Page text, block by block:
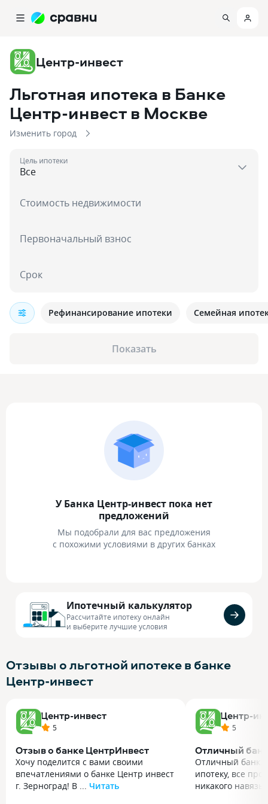
Центр-инвест
Льготная ипотека в Банке
Центр-инвест в Москве
Изменить город
Цель ипотеки
Стоимость недвижимости
Первоначальный взнос
Срок
Показать
Рефинансирование ипотеки Семейная
У Банка Центр-инвест пока нет
предложений
Мы подобрали для вас предложения
с похожими условиями в других банках
Ипотечный калькулятор
Рассчитайте ипотеку онлайн
и выберите лучшие условия
Отзывы о льготной ипотеке в банке
Центр-инвест
Центр-инвест
5
Отзыв о банке ЦентрИнвест
Хочу поделится с вами своими
впечатлениями о банке Центр инвест
г. Зерноград! В ... Читать
Центр-
5
Отличный банк
Отличный банк.
ипотеку, все
никакого